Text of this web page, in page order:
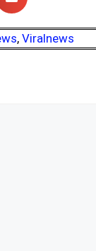
, Viralnews